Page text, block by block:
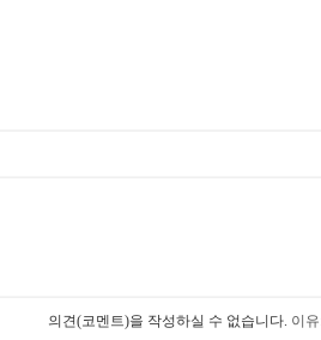
의견(코멘트)을 작성하실 수 없습니다. 이